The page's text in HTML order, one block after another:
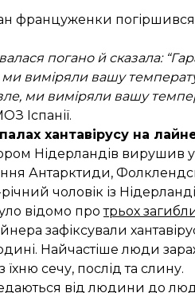
француженки
погано й сказала:
ми виміряли вашу
зле, ми виміряли вашу
Іспанії.
хантавірусу на
Нідерландів вирушив
Антарктиди,
чоловік із
відомо протрьох
зафіксували
Найчастіше люди
сечу, послід та слину.
від людини до